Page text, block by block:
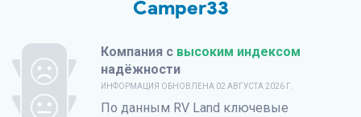
Camper33
Компания с высоким индексом
надёжности
ИНФОРМАЦИЯ ОБНОВЛЕНА 02 АВГУСТА 2026 Г.
По данным RV Land ключевые